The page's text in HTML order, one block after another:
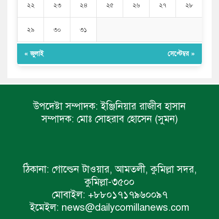
২২ ২৩ ২৪ ২৫ ২৬ ২৭ ২৮
২৯ ৩০ ৩১
« জুলাই সেপ্টেম্বর »
উপদেষ্টা সম্পাদক: ইঞ্জিনিয়ার রাজীব হাসান
সম্পাদক: মোঃ সোহরাব হোসেন (সুমন)
ঠিকানা: গোল্ডেন টাওয়ার, আমতলী, কুমিল্লা সদর,
কুমিল্লা-৩৫০০
মোবাইল: +৮৮০১৭১৭৯৬০০৯৭
ইমেইল: news@dailycomillanews.com